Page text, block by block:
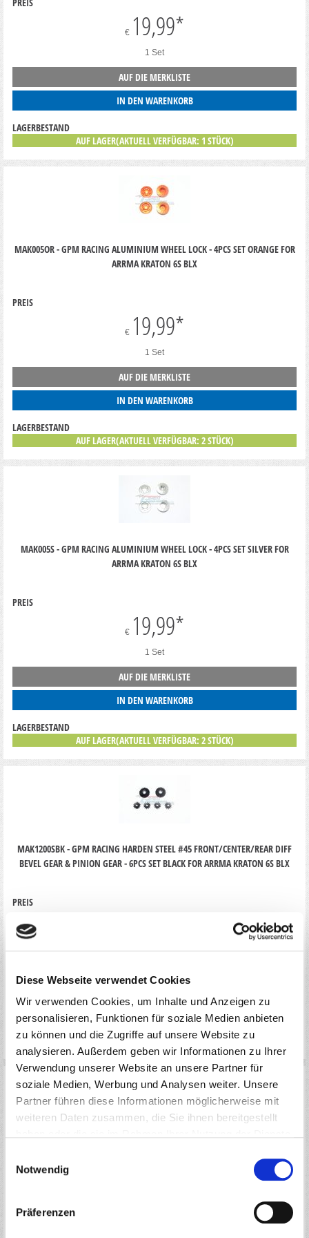
Diese Webseite verwendet Cookies
Wir verwenden Cookies, um Inhalte und Anzeigen zu
personalisieren, Funktionen für soziale Medien anbieten
zu können und die Zugriffe auf unsere Website zu
analysieren. Außerdem geben wir Informationen zu Ihrer
Verwendung unserer Website an unsere Partner für
soziale Medien, Werbung und Analysen weiter. Unsere
Partner führen diese Informationen möglicherweise mit
weiteren Daten zusammen, die Sie ihnen bereitgestellt
Notwendig
Präferenzen
€ 19,99*
1 Set
AUF DIE MERKLISTE
IN DEN WARENKORB
LAGERBESTAND
AUF LAGER(AKTUELL VERFÜGBAR: 1 STÜCK)
MAK005OR - GPM RACING ALUMINIUM WHEEL LOCK - 4PCS SET ORANGE FOR
ARRMA KRATON 6S BLX
PREIS
€ 19,99*
1 Set
AUF DIE MERKLISTE
IN DEN WARENKORB
LAGERBESTAND
AUF LAGER(AKTUELL VERFÜGBAR: 2 STÜCK)
MAK005S - GPM RACING ALUMINIUM WHEEL LOCK - 4PCS SET SILVER FOR
ARRMA KRATON 6S BLX
PREIS
€ 19,99*
1 Set
AUF DIE MERKLISTE
IN DEN WARENKORB
LAGERBESTAND
AUF LAGER(AKTUELL VERFÜGBAR: 2 STÜCK)
MAK1200SBK - GPM RACING HARDEN STEEL #45 FRONT/CENTER/REAR DIFF
BEVEL GEAR & PINION GEAR - 6PCS SET BLACK FOR ARRMA KRATON 6S BLX
PREIS
1 Set
AUF DIE MERKLISTE
IN DEN WARENKORB
LAGERBESTAND
AUF LAGER(AKTUELL VERFÜGBAR: 2 STÜCK)
FRONT STEERING TIE ROD (ARA106044T2) - 1 SET BLACK FOR ARRMA